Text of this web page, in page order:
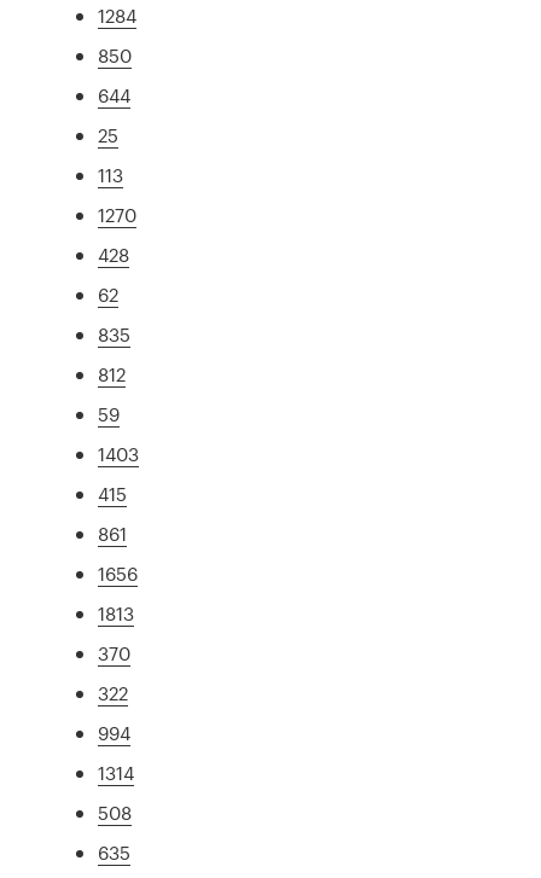
1284
850
644
25
113
1270
428
62
835
812
59
1403
415
861
1656
1813
370
322
994
1314
508
635